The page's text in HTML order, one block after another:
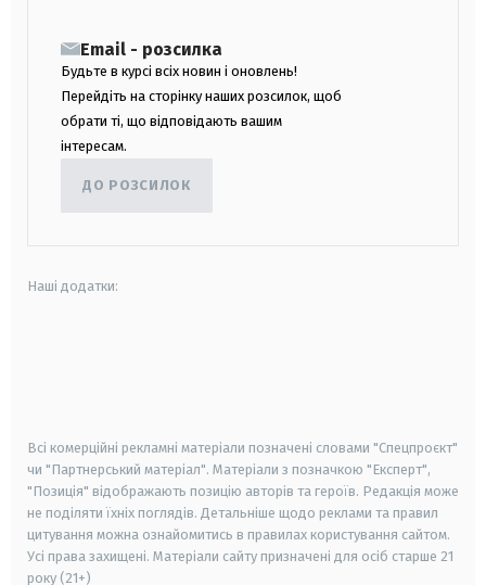
Email - розсилка
Будьте в курсі всіх новин і оновлень!
Перейдіть на сторінку наших розсилок, щоб
обрати ті, що відповідають вашим
інтересам.
ДО РОЗСИЛОК
Наші додатки:
Всі комерційні рекламні матеріали позначені словами "Спецпроєкт"
чи "Партнерський матеріал". Матеріали з позначкою "Експерт",
"Позиція" відображають позицію авторів та героїв. Редакція може
не поділяти їхніх поглядів. Детальніше щодо реклами та правил
цитування можна ознайомитись в правилах користування сайтом.
Усі права захищені. Матеріали сайту призначені для осіб старше 21
року (21+)